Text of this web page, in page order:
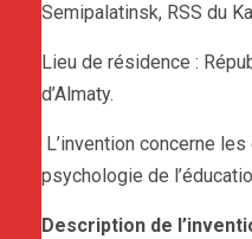
Semipalatinsk, RSS du
Lieu de résidence :
d’Almaty.
L’invention concerne
psychologie de
Description de